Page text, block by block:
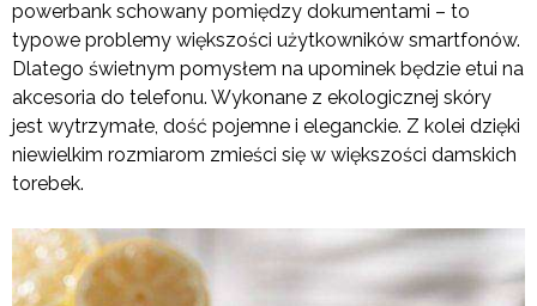
powerbank schowany pomiędzy dokumentami – to
typowe problemy większości użytkowników smartfonów.
Dlatego świetnym pomysłem na upominek będzie etui na
akcesoria do telefonu. Wykonane z ekologicznej skóry
jest wytrzymałe, dość pojemne i eleganckie. Z kolei dzięki
niewielkim rozmiarom zmieści się w większości damskich
torebek.